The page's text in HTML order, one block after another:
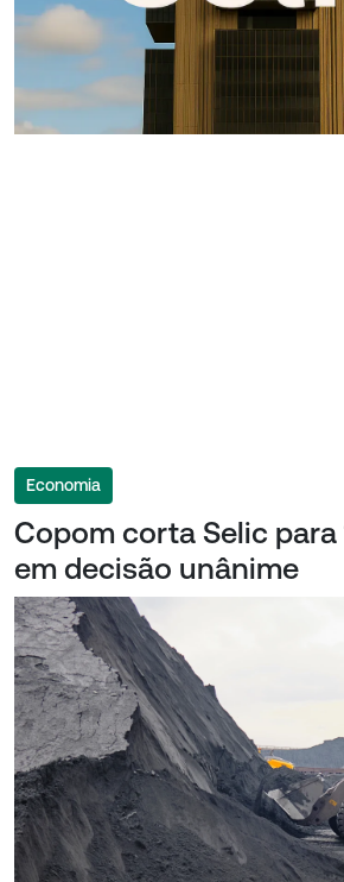
Economia
Copom corta Selic para
em decisão unânime